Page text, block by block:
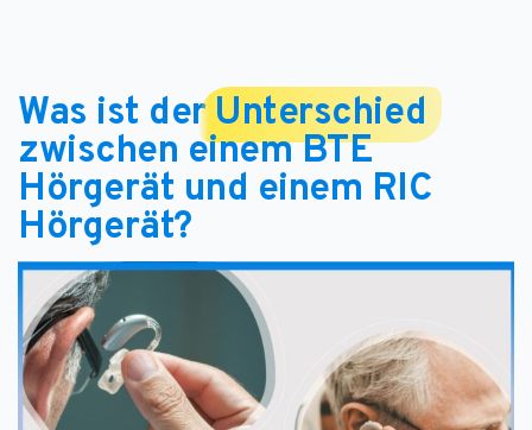
Was ist der Unterschied
zwischen einem BTE
Hörgerät und einem RIC
Hörgerät?